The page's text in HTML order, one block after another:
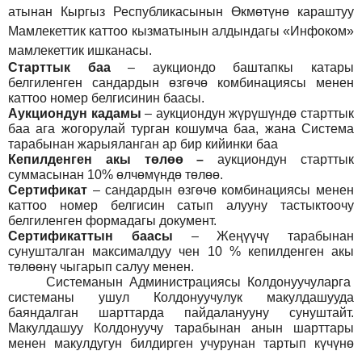
атынан Кыргыз Республикасынын Өкмөтүнө караштуу
Мамлекеттик каттоо кызматынын алдындагы «Инфоком»
мамлекеттик ишканасы.
Старттык баа– аукциондо баштапкы катары
белгиленген сандардын өзгөчө комбинациясы менен
каттоо номер белгисинин баасы.
Аукциондун кадамы – аукциондун жүрүшүндө старттык
баа ага жогорулай турган кошумча баа, жана Система
тарабынан жарыяланган ар бир кийинки баа
Кепилденген акы төлөө
–аукциондун старттык
суммасынан 10% өлчөмүндө төлөө.
Сертификат – сандардын өзгөчө комбинациясы менен
каттоо номер белгисин сатып алууну тастыктоочу
белгиленген формадагы документ.
Сертификаттын баасы – Жеңүүчү тарабынан
сунушталган максималдуу чен 10 % кепилденген акы
төлөөнү чыгарып салуу менен.
СистеманынАдминистрациясы Колдонуучуларга
системаны ушул Колдонуучулук макулдашууда
баяндалган шарттарда пайдаланууну сунуштайт.
Макулдашуу Колдонуучу тарабынан анын шарттары
менен макулдугун билдирген учурунан тартып күчүнө